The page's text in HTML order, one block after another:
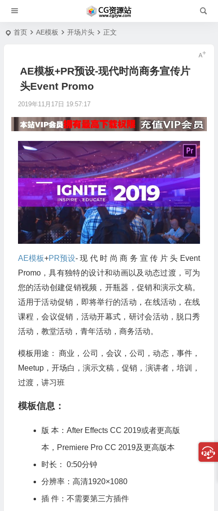
首页 AE模板 开场片头 正文
AE模板+PR预设-现代时尚商务宣传片
头Event Promo
2019年11月17日 19:57:17
AE模板+PR预设-现代时尚商务宣传片头Event
Promo，具有独特的设计和动画以及动态过渡，可为
您的活动创建促销视频，开瓶器，促销和演示文稿。
适用于活动促销，即将举行的活动，在线活动，在线
课程，会议促销，活动开幕式，研讨会活动，脱口秀
活动，教堂活动，青年活动，商务活动。
模板用途： 商业，公司，会议，公司，动态，事件，
Meetup，开场白，演示文稿，促销，演讲者，培训，
过渡，讲习班
模板信息：
版 本：After Effects CC 2019或者更高版
本， PremierePro CC 2019及更高版本
时长： 0:50分钟
分辨率：高清1920×1080
插 件：不需要第三方插件